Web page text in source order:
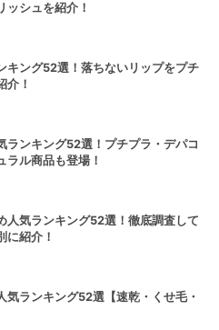
ッシュを紹介！
キング52選！落ちないリップをプチ
介！
ランキング52選！プチプラ・デパコ
ラル商品も登場！
人気ランキング52選！徹底調査して
に紹介！
気ランキング52選【速乾・くせ毛・